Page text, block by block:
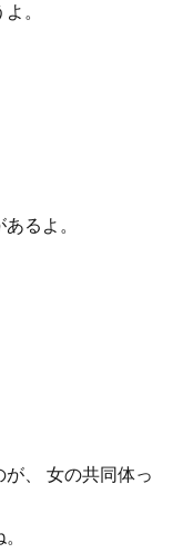
。
るよ。
、 女の共同体っ